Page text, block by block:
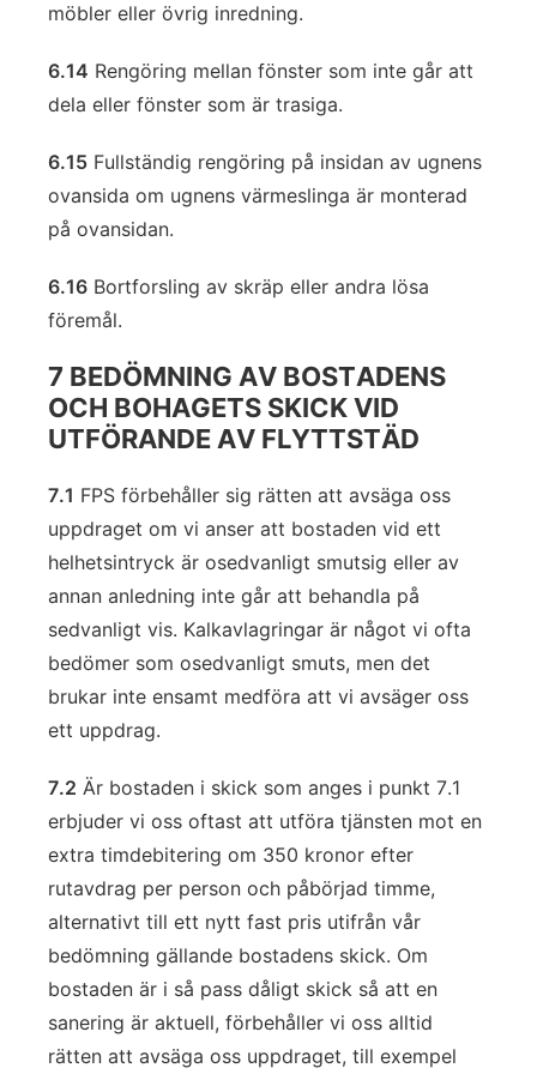
möbler eller övrig inredning.
6.14 Rengöring mellan fönster som inte går att
dela eller fönster som är trasiga.
6.15 Fullständig rengöring på insidan av ugnens
ovansida om ugnens värmeslinga är monterad
på ovansidan.
6.16 Bortforsling av skräp eller andra lösa
föremål.
7 BEDÖMNING AV BOSTADENS
OCH BOHAGETS SKICK VID
UTFÖRANDE AV FLYTTSTÄD
7.1 FPS förbehåller sig rätten att avsäga oss
uppdraget om vi anser att bostaden vid ett
helhetsintryck är osedvanligt smutsig eller av
annan anledning inte går att behandla på
sedvanligt vis. Kalkavlagringar är något vi ofta
bedömer som osedvanligt smuts, men det
brukar inte ensamt medföra att vi avsäger oss
ett uppdrag.
7.2 Är bostaden i skick som anges i punkt 7.1
erbjuder vi oss oftast att utföra tjänsten mot en
extra timdebitering om 350 kronor efter
rutavdrag per person och påbörjad timme,
alternativt till ett nytt fast pris utifrån vår
bedömning gällande bostadens skick. Om
bostaden är i så pass dåligt skick så att en
sanering är aktuell, förbehåller vi oss alltid
rätten att avsäga oss uppdraget, till exempel